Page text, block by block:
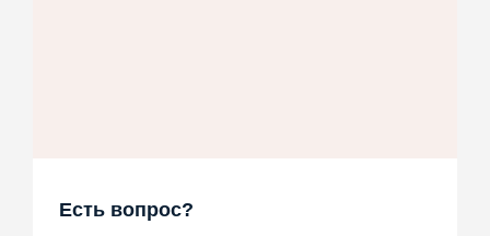
Есть вопрос?